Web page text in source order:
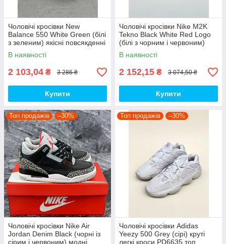
Чоловічі кросівки New
Balance 550 White Green (білі
з зеленим) якісні повсякденні
кроси NB020 top
В наявності
2 103,04 ₴ 3 286 ₴
Купити
Чоловічі кросівки Nike M2K
Tekno Black White Red Logo
(білі з чорним і червоним)
спортивні демі кроси PD7430
топ
В наявності
2 152,15 ₴ 3 074,50 ₴
Купити
Топ продажів –30%
Чоловічі кросівки Nike Air
Jordan Denim Black (чорні із
сірим і червоним) модні
Топ продажів –30%
Чоловічі кросівки Adidas
Yeezy 500 Grey (сірі) круті
легкі кроси PD6635 топ